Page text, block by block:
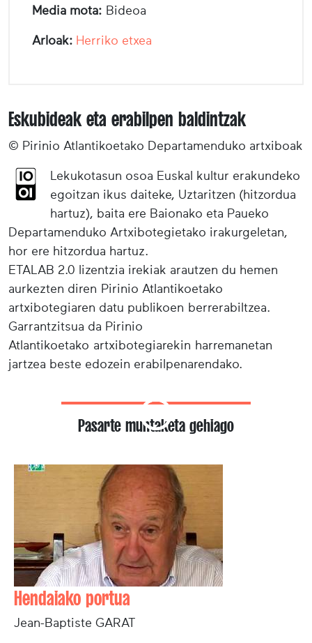
Media mota: Bideoa
Arloak: Herriko etxea
Eskubideak eta erabilpen baldintzak
© Pirinio Atlantikoetako Departamenduko artxiboak
Lekukotasun osoa Euskal kultur erakundeko
egoitzan ikus daiteke, Uztaritzen (hitzordua
hartuz), baita ere Baionako eta Paueko
Departamenduko Artxibotegietako irakurgeletan,
hor ere hitzordua hartuz.
ETALAB 2.0 lizentzia irekiak arautzen du hemen
aurkezten diren Pirinio Atlantikoetako
artxibotegiaren datu publikoen berrerabiltzea.
Garrantzitsua da Pirinio
Atlantikoetako artxibotegiarekin harremanetan
jartzea beste edozein erabilpenarendako.
Pasarte muntaketa gehiago
Hendaiako portua
Jean-Baptiste GARAT